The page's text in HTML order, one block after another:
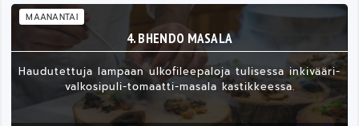
4. BHENDO MASALA
Haudutettuja lampaan ulkofileepaloja tulisessa inkivääri-
valkosipuli-tomaatti-masala kastikkeessa.
MAANANTAI